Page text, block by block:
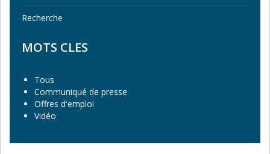
Recherche
MOTS CLES
Tous
Communiqué de presse
Offres d'emploi
Vidéo